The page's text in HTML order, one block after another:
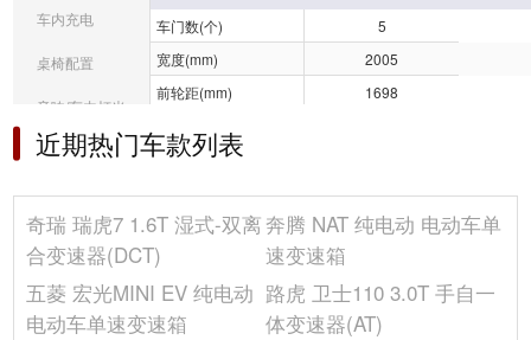
车内充电
桌椅配置
音响/车内灯光
冰箱/空调
选装包
其它
车门数(个)
5
宽度(mm)
2005
前轮距(mm)
1698
车门开启方式
轴距(mm)
2900
后轮距(mm)
1699
车身结构
长度(mm)
5127
高度(mm)
1767
近期热门车款列表
奇瑞 瑞虎7 1.6T 湿式-双离
合变速器(DCT)
奔腾 NAT 纯电动 电动车单
速变速箱
五菱 宏光MINI EV 纯电动
电动车单速变速箱
路虎 卫士110 3.0T 手自一
体变速器(AT)